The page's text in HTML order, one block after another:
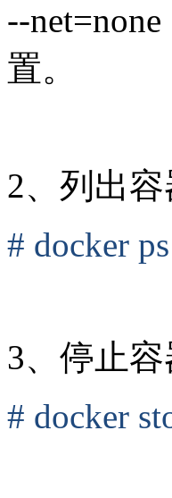
--
置。
2、列出容
# docker ps
3、停止
# docker